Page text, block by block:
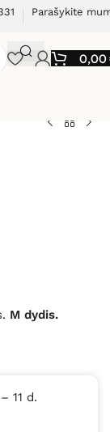
Parašykite
0,00
M
M dydis.
11 d.